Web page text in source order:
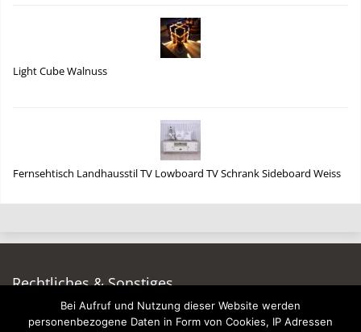
Light Cube Walnuss
Fernsehtisch Landhausstil TV Lowboard TV Schrank Sideboard Weiss
Rechtliches & Sonstiges
Auf dieser Seite werben
Bei Aufruf und Nutzung dieser Website werden
personenbezogene Daten in Form von Cookies, IP Adressen